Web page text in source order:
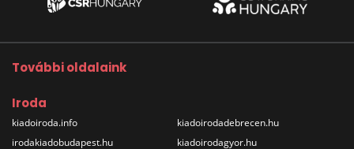
További oldalaink
Iroda
kiadoiroda.info
irodakiadobudapest.hu
kiadoirodadebrecen.hu
kiadoirodagyor.hu